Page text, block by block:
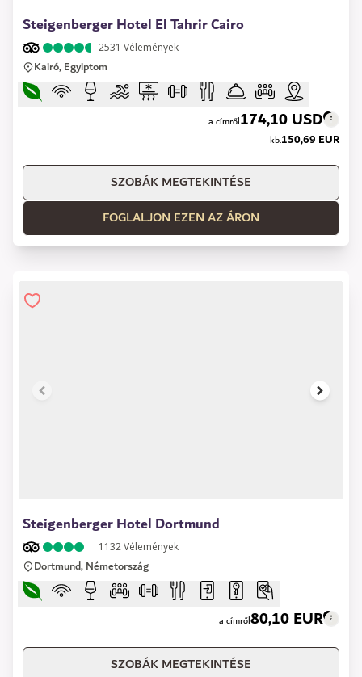
Steigenberger Hotel El Tahrir Cairo
2531 Vélemények
Kairó, Egyiptom
a címről174,10 USD
kb.150,69 EUR
SZOBÁK MEGTEKINTÉSE
FOGLALJON EZEN AZ ÁRON
Steigenberger Hotel Dortmund
1132Vélemények
Dortmund, Németország
a címről80,10 EUR
SZOBÁK MEGTEKINTÉSE